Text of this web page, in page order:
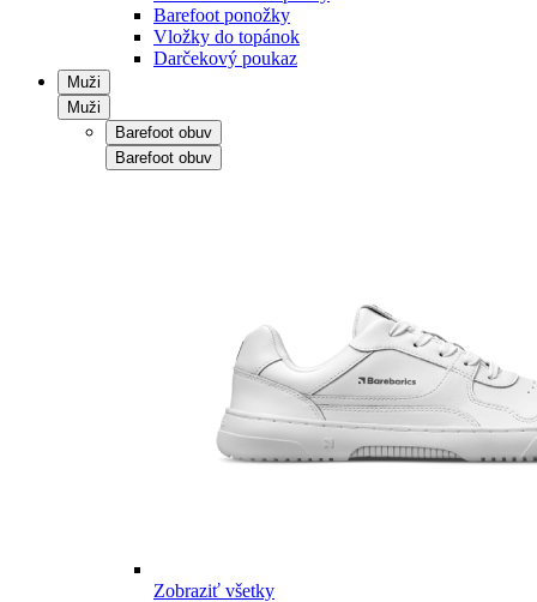
Barefoot ponožky
Vložky do topánok
Darčekový poukaz
Muži
Muži
Barefoot obuv
Barefoot obuv
Zobraziť všetky